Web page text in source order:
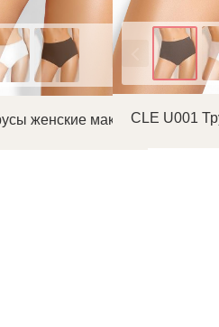
женские макси CLE U001